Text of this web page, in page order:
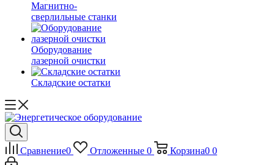
Магнитно-
сверлильные станки
Оборудование
лазерной очистки
Складские остатки
Сравнение0 Отложенные 0 Корзина0 0